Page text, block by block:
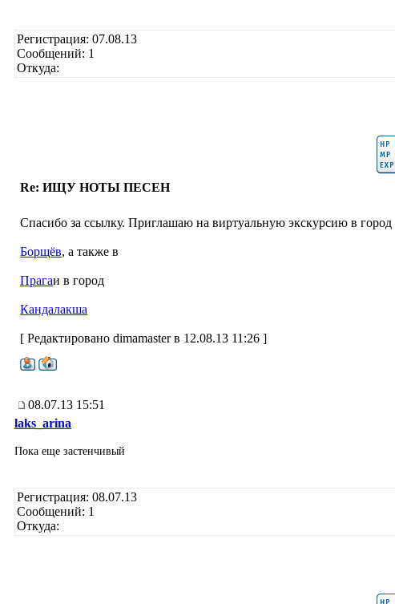
Регистрация: 07.08.13
Сообщений: 1
Откуда:
Re: ИЩУ НОТЫ ПЕСЕН
Спасибо за ссылку. Приглашаю на виртуальную экскурсию в город
Борщёв, а также в
Прагаи в город
Кандалакша
[ Редактировано dimamaster в 12.08.13 11:26 ]
08.07.13 15:51
laks_arina
Пока еще застенчивый
Регистрация: 08.07.13
Сообщений: 1
Откуда: